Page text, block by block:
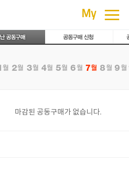
My ≡
마감된 공동구매가 없습니다.